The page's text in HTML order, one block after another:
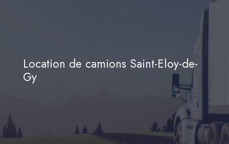
Location de camions Saint-Eloy-de-
Gy